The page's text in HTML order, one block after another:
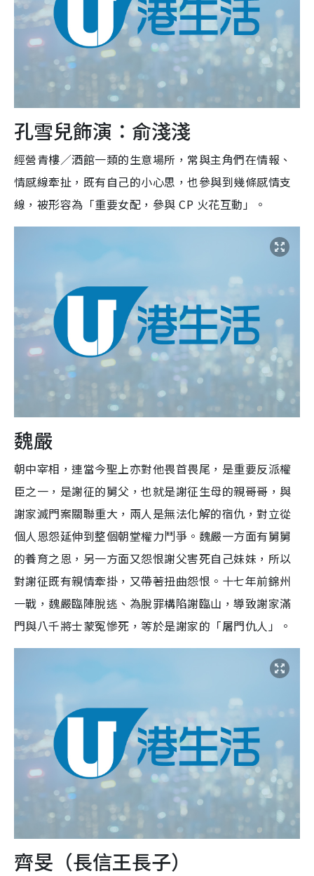
孔雪兒飾演：俞淺淺
經營青樓／酒館一類的生意場所，常與主角們在情報、
情感線牽扯，既有自己的小心思，也參與到幾條感情支
線，被形容為「重要女配，參與 CP 火花互動」。
魏嚴
朝中宰相，連當今聖上亦對他畏首畏尾，是重要反派權
臣之一，是謝征的舅父，也就是謝征生母的親哥哥，與
謝家滅門案關聯重大，兩人是無法化解的宿仇，對立從
個人恩怨延伸到整個朝堂權力鬥爭。魏嚴一方面有舅舅
的養育之恩，另一方面又怨恨謝父害死自己妹妹，所以
對謝征既有親情牽掛，又帶著扭曲怨恨。十七年前錦州
一戰，魏嚴臨陣脫逃、為脫罪構陷謝臨山，導致謝家滿
門與八千將士蒙冤慘死，等於是謝家的「屠門仇人」。
齊旻（長信王長子）